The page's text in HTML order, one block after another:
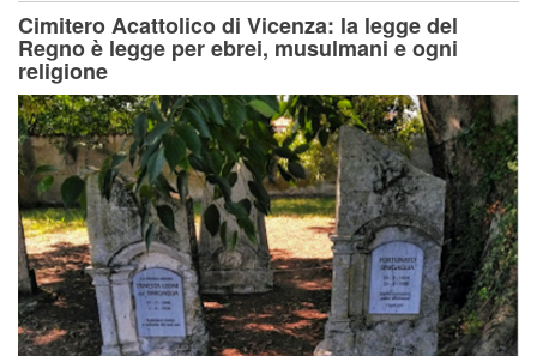
Cimitero Acattolico di Vicenza: la legge del
Regno è legge per ebrei, musulmani e ogni
religione